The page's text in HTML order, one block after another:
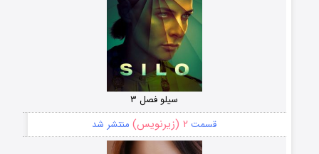
سیلو فصل ۳
قسمت ۲ (زیرنویس) منتشر شد